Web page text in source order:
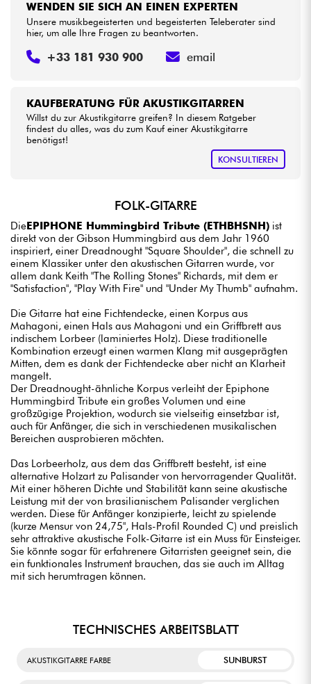
KAUFBERATUNG FÜR AKUSTIKGITARREN
Willst du zur Akustikgitarre greifen? In diesem Ratgeber
findest du alles, was du zum Kauf einer Akustikgitarre
benötigst!
KONSULTIEREN
WENDEN SIE SICH AN EINEN EXPERTEN
Unsere musikbegeisterten und begeisterten Teleberater sind
hier, um alle Ihre Fragen zu beantworten.
+33 181 930 900 email
FOLK-GITARRE
DieEPIPHONE Hummingbird Tribute (ETHBHSNH) ist
direkt von der Gibson Hummingbird aus dem Jahr 1960
inspiriert, einer Dreadnought "Square Shoulder", die schnell zu
einem Klassiker unter den akustischen Gitarren wurde, vor
allem dank Keith "The Rolling Stones" Richards, mit dem er
"Satisfaction", "Play With Fire" und "Under My Thumb" aufnahm.
Die Gitarre hat eine Fichtendecke, einen Korpus aus
Mahagoni, einen Hals aus Mahagoni und ein Griffbrett aus
indischem Lorbeer (laminiertes Holz). Diese traditionelle
Kombination erzeugt einen warmen Klang mit ausgeprägten
Mitten, dem es dank der Fichtendecke aber nicht an Klarheit
mangelt.
Der Dreadnought-ähnliche Korpus verleiht der Epiphone
Hummingbird Tribute ein großes Volumen und eine
großzügige Projektion, wodurch sie vielseitig einsetzbar ist,
auch für Anfänger, die sich in verschiedenen musikalischen
Bereichen ausprobieren möchten.
Das Lorbeerholz, aus dem das Griffbrett besteht, ist eine
alternative Holzart zu Palisander von hervorragender Qualität.
Mit einer höheren Dichte und Stabilität kann seine akustische
Leistung mit der von brasilianischem Palisander verglichen
werden. Diese für Anfänger konzipierte, leicht zu spielende
(kurze Mensur von 24,75", Hals-Profil Rounded C) und preislich
sehr attraktive akustische Folk-Gitarre ist ein Muss für Einsteiger.
Sie könnte sogar für erfahrenere Gitarristen geeignet sein, die
ein funktionales Instrument brauchen, das sie auch im Alltag
mit sich herumtragen können.
TECHNISCHES ARBEITSBLATT
AKUSTIKGITARRE FARBE SUNBURST